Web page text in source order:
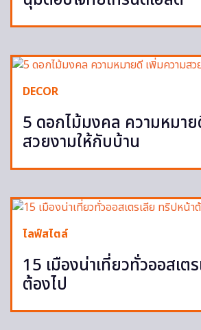
DECOR
5 ดอกไม้มงคล ความหมา
สวยงามให้กับบ้าน
ไลฟ์สไตล์
15 เมืองน่าเที่ยวทั่วออสเต
ต้องไป